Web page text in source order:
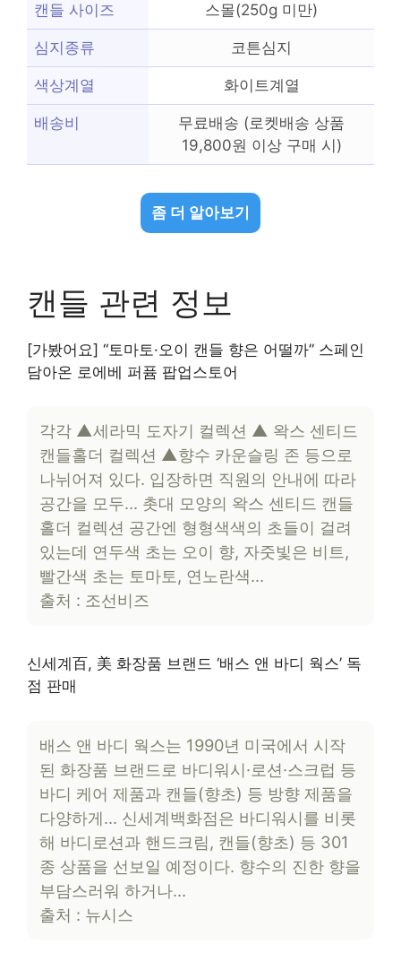
캔들 사이즈 스몰(250g 미만)
심지종류 코튼심지
색상계열 화이트계열
배송비
무료배송 (로켓배송 상품
19,800원 이상 구매 시)
좀 더 알아보기
캔들 관련 정보
[가봤어요] “토마토·오이 캔들 향은 어떨까” 스페인
담아온 로에베 퍼퓸 팝업스토어
각각 ▲세라믹 도자기 컬렉션 ▲ 왁스 센티드
캔들홀더 컬렉션 ▲향수 카운슬링 존 등으로
나뉘어져 있다. 입장하면 직원의 안내에 따라
공간을 모두… 촛대 모양의 왁스 센티드 캔들
홀더 컬렉션 공간엔 형형색색의 초들이 걸려
있는데 연두색 초는 오이 향, 자줏빛은 비트,
빨간색 초는 토마토, 연노란색…
출처 : 조선비즈
신세계百, 美 화장품 브랜드 ‘배스 앤 바디 웍스’ 독
점 판매
배스 앤 바디 웍스는 1990년 미국에서 시작
된 화장품 브랜드로 바디워시·로션·스크럽 등
바디 케어 제품과 캔들(향초) 등 방향 제품을
다양하게… 신세계백화점은 바디워시를 비롯
해 바디로션과 핸드크림, 캔들(향초) 등 301
종 상품을 선보일 예정이다. 향수의 진한 향을
부담스러워 하거나…
출처 : 뉴시스